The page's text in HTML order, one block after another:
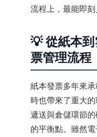
流程上，最能即刻
💡 從紙本
票管理流程
紙本發票多年來
時也帶來了重大
遞送與倉儲環節
的平衡點。雖然